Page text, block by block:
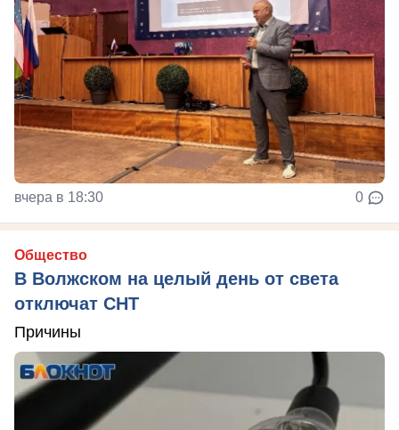
вчера в 18:30 0
Общество
В Волжском на целый день от света
отключат СНТ
Причины